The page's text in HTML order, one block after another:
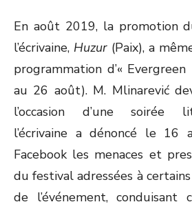
En août 2019, la promotion
l’écrivaine, Huzur(Paix), a
programmation d’«
au 26 août). M. Mlinarević
l’occasion d’une soirée
l’écrivaine a dénoncé le 16
Facebook les menaces et
du festival adressées à
de l’événement, conduisant